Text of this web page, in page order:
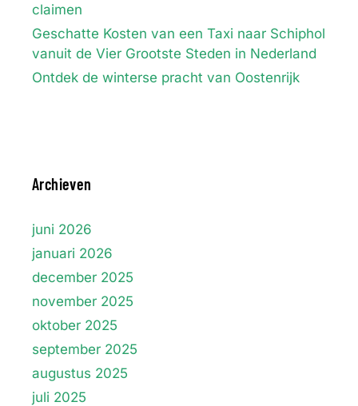
claimen
Geschatte Kosten van een Taxi naar Schiphol
vanuit de Vier Grootste Steden in Nederland
Ontdek de winterse pracht van Oostenrijk
Archieven
juni 2026
januari 2026
december 2025
november 2025
oktober 2025
september 2025
augustus 2025
juli 2025